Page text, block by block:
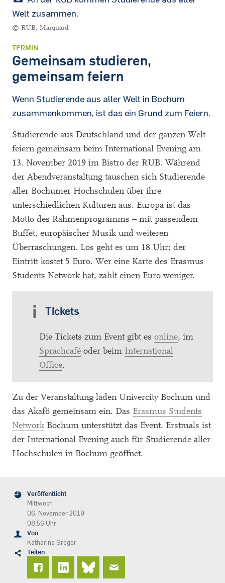
Welt zusammen.
© RUB, Marquard
TERMIN
Gemeinsam studieren,
gemeinsam feiern
Wenn Studierende aus aller Welt in Bochum
zusammenkommen, ist das ein Grund zum Feiern.
Studierende aus Deutschland und der ganzen Welt
feiern gemeinsam beim International Evening am
13. November 2019 im Bistro der RUB. Während
der Abendveranstaltung tauschen sich Studierende
aller Bochumer Hochschulen über ihre
unterschiedlichen Kulturen aus. Europa ist das
Motto des Rahmenprogramms – mit passendem
Buffet, europäischer Musik und weiteren
Überraschungen. Los geht es um 18 Uhr; der
Eintritt kostet 5 Euro. Wer eine Karte des Erasmus
Students Network hat, zahlt einen Euro weniger.
Tickets
Die Tickets zum Event gibt es online, im
Sprachcafé oder beim International
Office.
Zu der Veranstaltung laden Univercity Bochum und
das Akafö gemeinsam ein. Das Erasmus Students
Network Bochum unterstützt das Event. Erstmals ist
der International Evening auch für Studierende aller
Hochschulen in Bochum geöffnet.
Veröffentlicht
Mittwoch
06. November 2019
08:56 Uhr
Von
Katharina Gregor
Teilen